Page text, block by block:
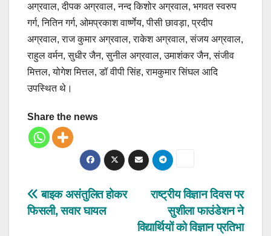
अग्रवाल, दीपक अग्रवाल, नन्द किशोर अग्रवाल, भगवत स्वरुप
गर्ग, नितिन गर्ग, ओमप्रकाश वार्ष्णेय, पीसी छावड़ा, प्रदीप
अग्रवाल, राज कुमार अग्रवाल, राकेश अग्रवाल, संजय अग्रवाल,
राहुल वर्मन, सुधीर जैन, सुनील अग्रवाल, उमाशंकर जैन, संजीव
मित्तल, योगेश मित्तल, डॉ वीपी सिंह, रामकुमार सिंघल आदि
उपस्थित थे।
Share the news
Post
navigation
राष्ट्रीय विज्ञान दिवस पर
सुशीला फाउंडेशन ने
विद्यार्थियों को विज्ञान प्रतिभा
बाइक असंतुलित होकर
फिसली, सवार घायल